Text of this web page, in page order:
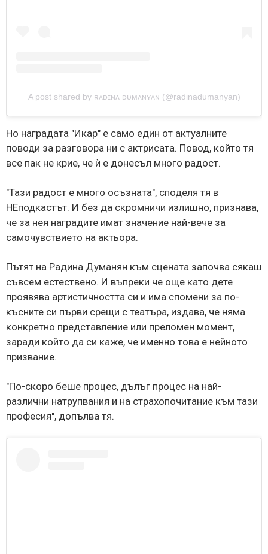
A post shared by ʀᴀᴅɪɴᴀ ᴅᴜᴍᴀɴʏᴀɴ (@radinadumanyan)
Но наградата "Икар" е само един от актуалните
поводи за разговора ни с актрисата. Повод, който тя
все пак не крие, че ѝ е донесъл много радост.
"Тази радост е много осъзната", споделя тя в
НЕподкастът. И без да скромничи излишно, признава,
че за нея наградите имат значение най-вече за
самочувствието на актьора.
Пътят на Радина Думанян към сцената започва сякаш
съвсем естествено. И въпреки че още като дете
проявява артистичността си и има спомени за по-
късните си първи срещи с театъра, издава, че няма
конкретно представление или преломен момент,
заради който да си каже, че именно това е нейното
призвание.
"По-скоро беше процес, дълъг процес на най-
различни натрупвания и на страхопочитание към тази
професия", допълва тя.